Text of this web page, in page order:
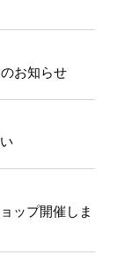
お知らせ
ップ開催しま